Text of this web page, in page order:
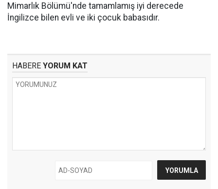
Mimarlık Bölümü'nde tamamlamış iyi derecede
İngilizce bilen evli ve iki çocuk babasıdır.
HABERE YORUM KAT